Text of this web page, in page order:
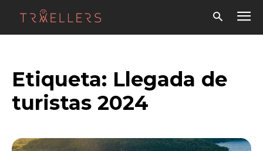
Etiqueta: Llegada de
turistas 2024